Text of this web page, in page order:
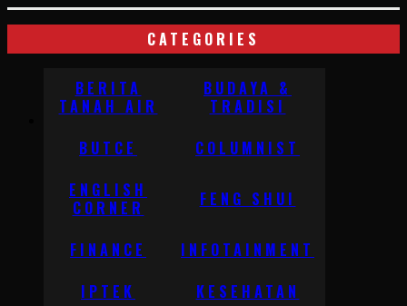
CATEGORIES
BERITA
TANAH AIR
BUDAYA &
TRADISI
BUTCE
COLUMNIST
ENGLISH
CORNER
FENG SHUI
FINANCE
INFOTAINMENT
IPTEK
KESEHATAN